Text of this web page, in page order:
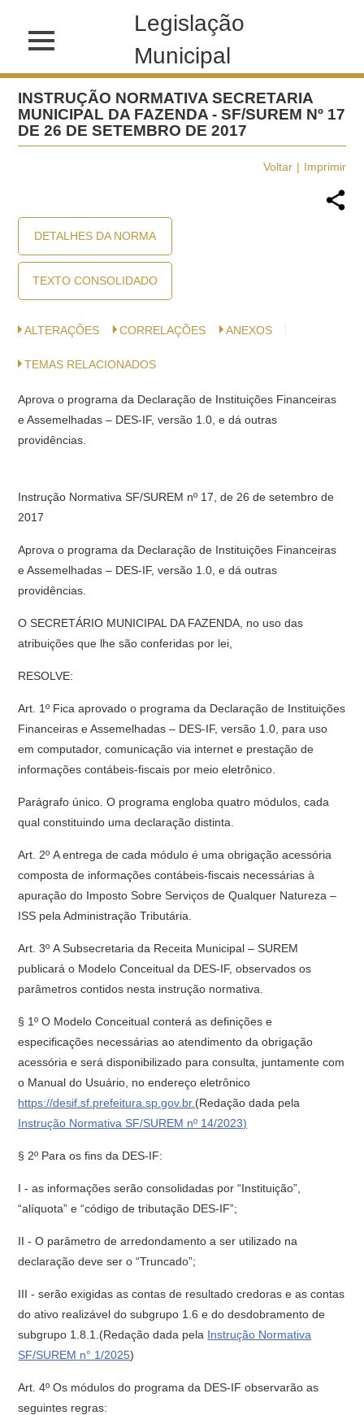
Legislação
Municipal
INSTRUÇÃO NORMATIVA SECRETARIA
MUNICIPAL DA FAZENDA - SF/SUREM Nº 17
DE 26 DE SETEMBRO DE 2017
Voltar Imprimir
DETALHES DA NORMA
TEXTO CONSOLIDADO
ALTERAÇÕES CORRELAÇÕES ANEXOS
TEMAS RELACIONADOS
Aprova o programa da Declaração de Instituições Financeiras
e Assemelhadas – DES-IF, versão 1.0, e dá outras
providências.
Instrução Normativa SF/SUREM nº 17, de 26 de setembro de
2017
Aprova o programa da Declaração de Instituições Financeiras
e Assemelhadas – DES-IF, versão 1.0, e dá outras
providências.
O SECRETÁRIO MUNICIPAL DA FAZENDA, no uso das
atribuições que lhe são conferidas por lei,
RESOLVE:
Art. 1º Fica aprovado o programa da Declaração de Instituições
Financeiras e Assemelhadas – DES-IF, versão 1.0, para uso
em computador, comunicação via internet e prestação de
informações contábeis-fiscais por meio eletrônico.
Parágrafo único. O programa engloba quatro módulos, cada
qual constituindo uma declaração distinta.
Art. 2º A entrega de cada módulo é uma obrigação acessória
composta de informações contábeis-fiscais necessárias à
apuração do Imposto Sobre Serviços de Qualquer Natureza –
ISS pela Administração Tributária.
Art. 3º A Subsecretaria da Receita Municipal – SUREM
publicará o Modelo Conceitual da DES-IF, observados os
parâmetros contidos nesta instrução normativa.
§ 1º O Modelo Conceitual conterá as definições e
especificações necessárias ao atendimento da obrigação
acessória e será disponibilizado para consulta, juntamente com
o Manual do Usuário, no endereço eletrônico
https://desif.sf.prefeitura.sp.gov.br. (Redação dada pela
Instrução Normativa SF/SUREM nº 14/2023)
§ 2º Para os fins da DES-IF:
I - as informações serão consolidadas por “Instituição”,
“alíquota” e “código de tributação DES-IF”;
II - O parâmetro de arredondamento a ser utilizado na
declaração deve ser o “Truncado”;
III - serão exigidas as contas de resultado credoras e as contas
do ativo realizável do subgrupo 1.6 e do desdobramento de
subgrupo 1.8.1.(Redação dada pela Instrução Normativa
SF/SUREM n° 1/2025)
Art. 4º Os módulos do programa da DES-IF observarão as
seguintes regras: